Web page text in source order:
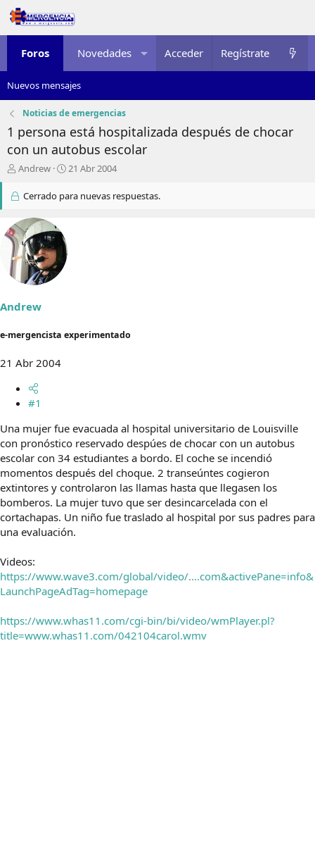
Foros Novedades Multimedia Recursos
Acceder Regístrate
Nuevos mensajes
Noticias de emergencias
1 persona está hospitalizada después de chocar
con un autobus escolar
I
i
i
a
d
o
r
d
l
e
a
Andrew
F
c
21 Abr 2004
Cerrado para nuevas respuestas.
Andrew
e-mergencista experimentado
21 Abr 2004
#1
Una mujer fue evacuada al hospital universitario de Louisville
con pronóstico reservado despúes de chocar con un autobus
escolar con 34 estudiantes a bordo. El coche se incendió
momentos después del choque. 2 transeúntes cogieron
extintores y controlaron las llamas hasta que llegasen los
bomberos. La mujer tuvo que ser desincarcelada con el
cortachapas. Un niño fue traslado al hospital por sus padres para
una evaluación.
Videos:
https://www.wave3.com/global/video/....com&activePane=info&
LaunchPageAdTag=homepage
https://www.whas11.com/cgi-bin/bi/video/wmPlayer.pl?
title=www.whas11.com/042104carol.wmv